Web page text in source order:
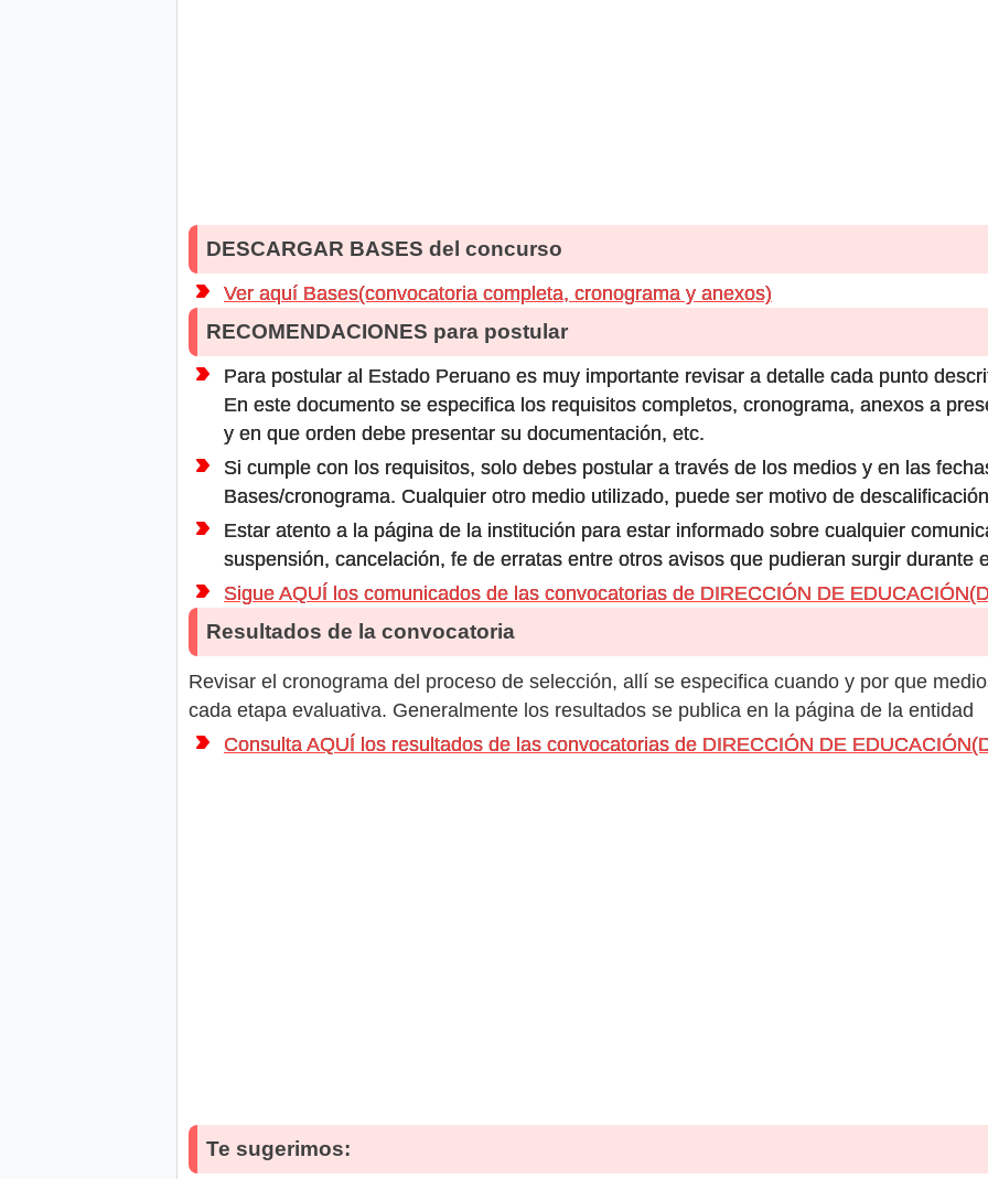
DESCARGAR BASES del concurso
Ver aquí Bases(convocatoria completa, cronograma y anexos)
RECOMENDACIONES para postular
Para postular al Estado Peruano es muy importante revisar a detalle cada punto
En este documento se especifica los requisitos completos, cronograma, anexos a
y en que orden debe presentar su documentación, etc.
Si cumple con los requisitos, solo debes postular a través de los medios y en las
Bases/cronograma. Cualquier otro medio utilizado, puede ser motivo de
Estar atento a la página de la institución para estar informado sobre cualquier
suspensión, cancelación, fe de erratas entre otros avisos que pudieran surgir durante
Sigue AQUÍ los comunicados de las convocatorias de DIRECCIÓN DE
Resultados de la convocatoria
Revisar el cronograma del proceso de selección, allí se especifica cuando y por que
cada etapa evaluativa. Generalmente los resultados se publica en la página de la entidad
Consulta AQUÍ los resultados de las convocatorias de DIRECCIÓN DE
Te sugerimos: